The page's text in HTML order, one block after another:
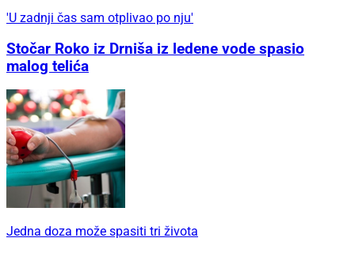
'U zadnji čas sam otplivao po nju'
Stočar Roko iz Drniša iz ledene vode spasio
malog telića
Jedna doza može spasiti tri života